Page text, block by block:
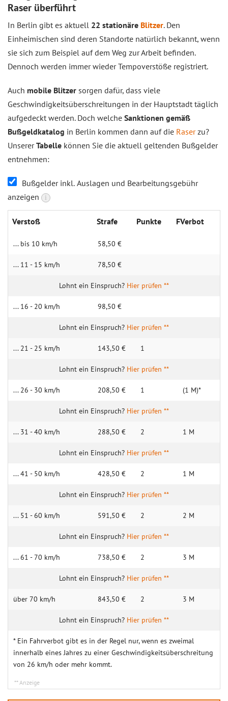
Raser überführt
In Berlin gibt es aktuell 22 stationäre Blitzer. Den
Einheimischen sind deren Standorte natürlich bekannt, wenn
sie sich zum Beispiel auf dem Weg zur Arbeit befinden.
Dennoch werden immer wieder Tempoverstöße registriert.
Auch mobile Blitzer sorgen dafür, dass viele
Geschwindigkeitsüberschreitungen in der Hauptstadt täglich
aufgedeckt werden. Doch welche Sanktionen gemäß
Bußgeldkatalog in Berlin kommen dann auf die Raserzu?
UnsererTabelle können Sie die aktuell geltenden Bußgelder
entnehmen:
Bußgelder inkl. Auslagen und Bearbeitungsgebühr
anzeigen
i
Verstoß Strafe Punkte FVerbot
... bis 10 km/h 58,50 €
... 11 - 15 km/h 78,50 €
Hier prüfen **
... 16 - 20 km/h 98,50 €
Hier prüfen **
... 21 - 25 km/h 143,50 € 1
Hier prüfen **
... 26 - 30 km/h 208,50 € 1 (1 M)*
Hier prüfen **
... 31 - 40 km/h 288,50 € 2 1 M
Hier prüfen **
... 41 - 50 km/h 428,50 € 2 1 M
Hier prüfen **
... 51 - 60 km/h 591,50 € 2 2 M
Hier prüfen **
... 61 - 70 km/h 738,50 € 2 3 M
Hier prüfen **
über 70 km/h 843,50 € 2 3 M
Hier prüfen **
* Ein Fahrverbot gibt es in der Regel nur, wenn es zweimal
innerhalb eines Jahres zu einer Geschwindigkeitsüberschreitung
von 26 km/h oder mehr kommt.